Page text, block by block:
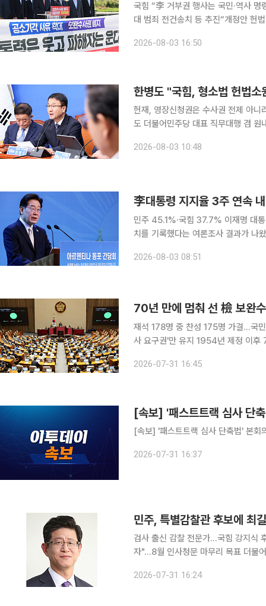
국힘 “李 거부권 행사는 국민·역사
대 범죄 전건송치 등 추진“개정안 헌법 위배 아냐…국
월 임시국회 마지막 날 국회 문턱을
2026-08-03 16:50
헌재, 영장신청권은 수사권 전제 아니
도 더불어민주당 대표 직무대행 겸 원
다. 한 직무대행은 3일 오전 서울 여
2026-08-03 10:48
李대통령 지지율 3주 연속
민주 45.1%·국힘 37.7% 이재명 대통령의 국정수행 긍정 평가가 3주 연속 하락하며 취임 후 최저
치를 기록했다는 여론조사 결과가 나왔
권자 2508명을 대상으로 조사한 결
2026-08-03 08:51
70년 만에 멈춰 선 檢 보완
재석 178명 중 찬성 175명 가결…국
사 요구권'만 유지 1954년 제정 이후 70년 동안 유지되어 온 대한민국 형사사법 체계의 축이 전면
2026-07-31 16:45
[속보] '패스트트랙 심사 단
[속보] '패스트트랙 심사 단축법' 본회
2026-07-31 16:37
민주, 특별감찰관 후보에 최
검사 출신 감찰 전문가…국힘 강지식
자"…8월 인사청문 마무리 목표 더불어민주당이 특별감찰관 후보로 검사 출신인 최길수(60·사법연
당 몫 후보로 내정하면서 2016년 이
2026-07-31 16:24